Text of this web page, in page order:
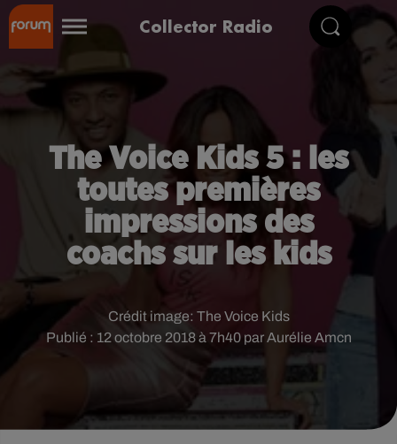
Collector Radio
The Voice Kids 5 : les
toutes premières
impressions des
coachs sur les kids
Publié : 12 octobre 2018 à 7h40 par Aurélie Amcn
Crédit image: The Voice Kids